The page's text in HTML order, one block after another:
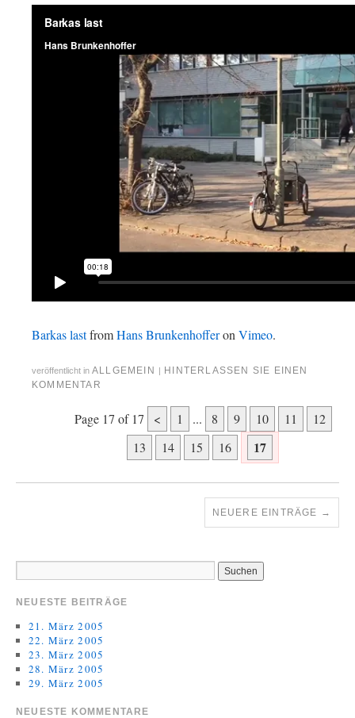
Barkas lastfromHans Brunkenhofferon Vimeo.
veröffentlicht in ALLGEMEIN | HINTERLASSEN SIE EINEN
KOMMENTAR
Page 17 of 17 < 1 ... 8 9 10 11
12
13
14 15 16 17
NEUERE EINTRÄGE →
NEUESTE BEITRÄGE
21. März 2005
22. März 2005
23. März 2005
28. März 2005
29. März 2005
NEUESTE KOMMENTARE